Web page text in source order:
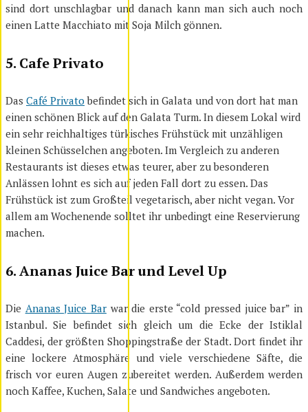
sind dort unschlagbar und danach kann man sich auch noch
einen Latte Macchiato mit Soja Milch gönnen.
5. Cafe Privato
Das Café Privato befindet sich in Galata und von dort hat man
einen schönen Blick auf den Galata Turm. In diesem Lokal wird
ein sehr reichhaltiges türkisches Frühstück mit unzähligen
kleinen Schüsselchen angeboten. Im Vergleich zu anderen
Restaurants ist dieses etwas teurer, aber zu besonderen
Anlässen lohnt es sich auf jeden Fall dort zu essen. Das
Frühstück ist zum Großteil vegetarisch, aber nicht vegan. Vor
allem am Wochenende solltet ihr unbedingt eine Reservierung
machen.
6. Ananas Juice Barund Level Up
Die Ananas Juice Barwar die erste “cold pressed juice bar” in
Istanbul. Sie befindet sich gleich um die Ecke der Istiklal
Caddesi, der größten Shoppingstraße der Stadt. Dort findet ihr
eine lockere Atmosphäre und viele verschiedene Säfte, die
frisch vor euren Augen zubereitet werden. Außerdem werden
noch Kaffee, Kuchen, Salate und Sandwiches angeboten.